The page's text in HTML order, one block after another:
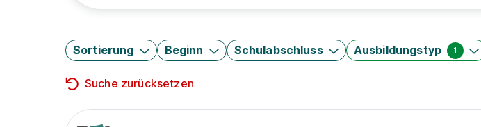
Sortierung Beginn Schulabschluss Ausbildungstyp 1
Suche zurücksetzen